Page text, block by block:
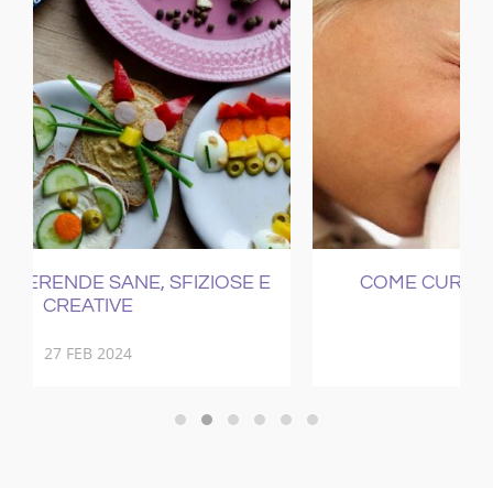
COME CURARE IL RAFFREDDORE